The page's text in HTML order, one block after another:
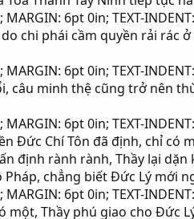
6pt 0in; TEXT-
do chi phái cầm quyền rải
6pt 0in; TEXT-
câu minh thệ cũng trở nên
6pt 0in; TEXT-
Đức Chí Tôn đã định, chỉ
định rành rành, Thầy lại
chẳng biết Đức Lý mới
6pt 0in; TEXT-
một, Thầy phú giao cho Đức